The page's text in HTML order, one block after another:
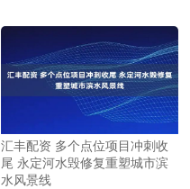
汇丰配资 多个点位项目冲刺收
尾 永定河水毁修复重塑城市滨
水风景线